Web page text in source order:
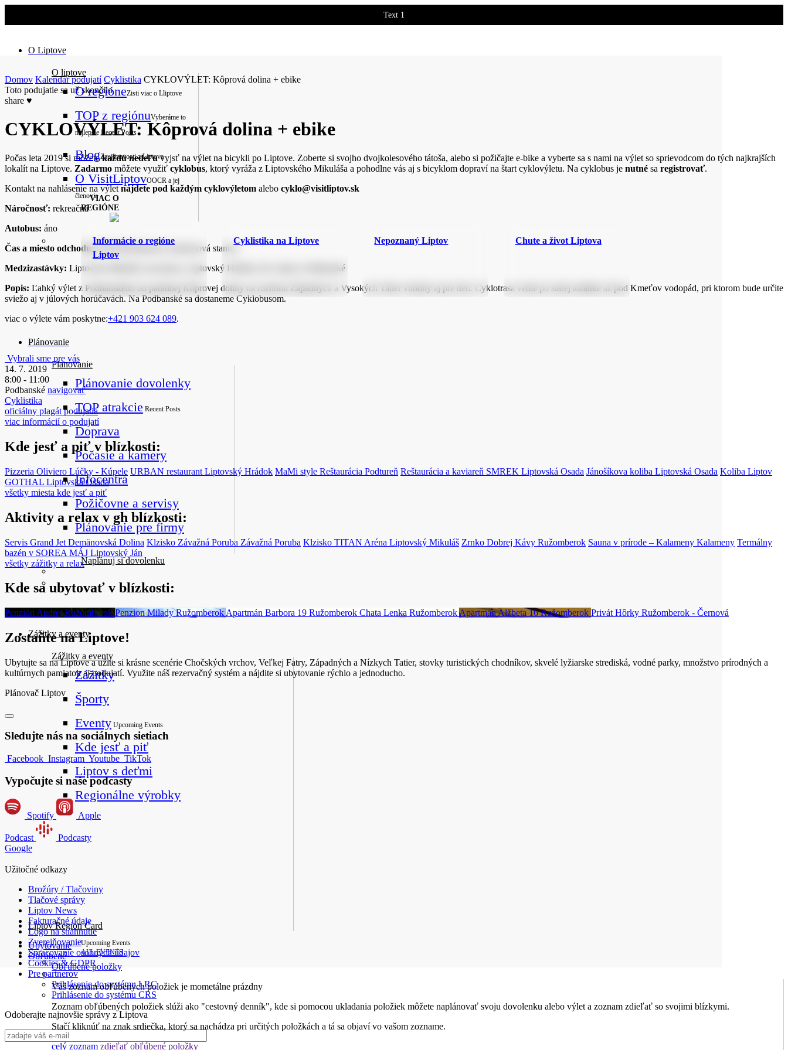
Text 1
O Liptove
O liptove
O regióneZisti viac o Lliptove
TOP z regiónuVyberáme to
najlepšie Recent Posts
BlogZaujímavosti z Liptova
O VisitLiptovOOCR a jej
členovia
Informácie o regióne
Liptov
Cyklistika na Liptove Nepoznaný Liptov Chute a život Liptova
VIAC O
REGIÓNE
Plánovanie
Planovanie
Plánovanie dovolenky
TOP atrakcie Recent Posts
Doprava
Počasie a kamery
Infocentrá
Požičovne a servisy
Plánovanie pre firmy
Naplánuj si dovolenku
Zážitky a eventy
Zážitky a eventy
Zážitky
Športy
Eventy Upcoming Events
Kde jesť a piť
Liptov s deťmi
Regionálne výrobky
Upcoming Events
ALL EVENTS
Liptov Region Card
Ubytovanie
Obľúbené
Obľúbené položky
Váš zoznam obľúbených položiek je mometálne prázdny
Zoznam obľúbených položiek slúži ako "cestovný denník", kde si pomocou ukladania položiek môžete naplánovať svoju dovolenku alebo výlet a zoznam zdieľať so svojimi blízkymi.
Stačí kliknúť na znak srdiečka, ktorý sa nachádza pri určitých položkách a tá sa objaví vo vašom zozname.
celý zoznam zdieľať obľúbené položky
Domov Kalendár podujatí Cyklistika CYKLOVÝLET: Kôprová dolina + ebike
Toto podujatie sa už skončilo
share ♥
CYKLOVÝLET: Kôprová dolina + ebike
Počas leta 2019 si môžetekaždú nedeľuvyjsť na výlet na bicykli po Liptove. Zoberte si svojho dvojkolesového tátoša, alebo si požičajte e-bike a vyberte sa s nami na výlet so sprievodcom do tých najkrajších
lokalít na Liptove. Zadarmo môžete využiť cyklobus, ktorý vyráža z Liptovského Mikuláša a pohodlne vás aj s bicyklom dopraví na štart cyklovýletu. Na cyklobus je nutné sa registrovať.
Kontakt na nahlásenie na výletnájdete pod každým cyklovýletom alebo cyklo@visitliptov.sk
Náročnosť: rekreačná
Autobus: áno
Čas a miesto odchodu:8:00 Ružomberok, autobusová stanica
Medzizastávky: Liptovský Mikuláš, aut.stanica, Liptovský Hrádok, žel. stanica, Podbanské
Popis: Ľahký výlet z Podbanského do parádnej Kôprovej doliny na rozhraní Západných a Vysokých Tatier vhodný aj pre deti. Cyklotrasa vedie po starej asfaltke až pod Kmeťov vodopád, pri ktorom bude určite
sviežo aj v júlových horúčavách. Na Podbanské sa dostaneme Cyklobusom.
viac o výlete vám poskytne:+421 903 624 089.
Vybrali sme pre vás
14. 7. 2019
8:00 - 11:00
Podbanské navigovať
Cyklistika
oficiálny plagát podujatia
viac informácií o podujatí
Kde jesť a piť v blízkosti:
Pizzeria Oliviero Lúčky - Kúpele URBAN restaurant Liptovský Hrádok MaMi style Reštaurácia Podtureň Reštaurácia a kaviareň SMREK Liptovská Osada Jánošíkova koliba Liptovská Osada Koliba Liptov
GOTHAL Liptovská Osada
všetky miesta kde jesť a piť
Aktivity a relax v gh blízkosti:
Servis Grand Jet Demänovská Dolina Klzisko Závažná Poruba Závažná Poruba Klzisko TITAN Aréna Liptovský Mikuláš Zrnko Dobrej Kávy Ružomberok Sauna v prírode – Kalameny Kalameny Termálny
bazén v SOREA MÁJ Liptovský Ján
všetky zážitky a relax
Kde sa ubytovať v blízkosti:
Penzión AndrejRužomberok Penzion MiladyRužomberokApartmán Barbora 19 Ružomberok Chata Lenka RužomberokApartmán Alžbeta 16Ružomberok Privát Hôrky Ružomberok - Černová
Zostaňte na Liptove!
Ubytujte sa na Liptove a užite si krásne scenérie Chočských vrchov, Veľkej Fatry, Západných a Nízkych Tatier, stovky turistických chodníkov, skvelé lyžiarske strediská, vodné parky, množstvo prírodných a
kultúrnych pamiatok aj podujatí. Využite náš rezervačný systém a nájdite si ubytovanie rýchlo a jednoducho.
Plánovač Liptov
Sledujte nás na sociálnych sietiach
Facebook Instagram Youtube TikTok
Vypočujte si naše podcasty
Spotify Apple
Podcast
Podcasty
Google
Užitočné odkazy
Brožúry / Tlačoviny
Tlačové správy
Liptov News
Fakturačné údaje
Logo na stiahnutie
Zverejňovanie
Spracovanie osobných údajov
Cookies & GDPR
Pre partnerov
Prihlásenie do systému LRC
Prihlásenie do systému CRS
Odoberajte najnovšie správy z Liptova